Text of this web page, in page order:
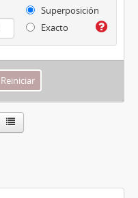
Superposición
Exacto